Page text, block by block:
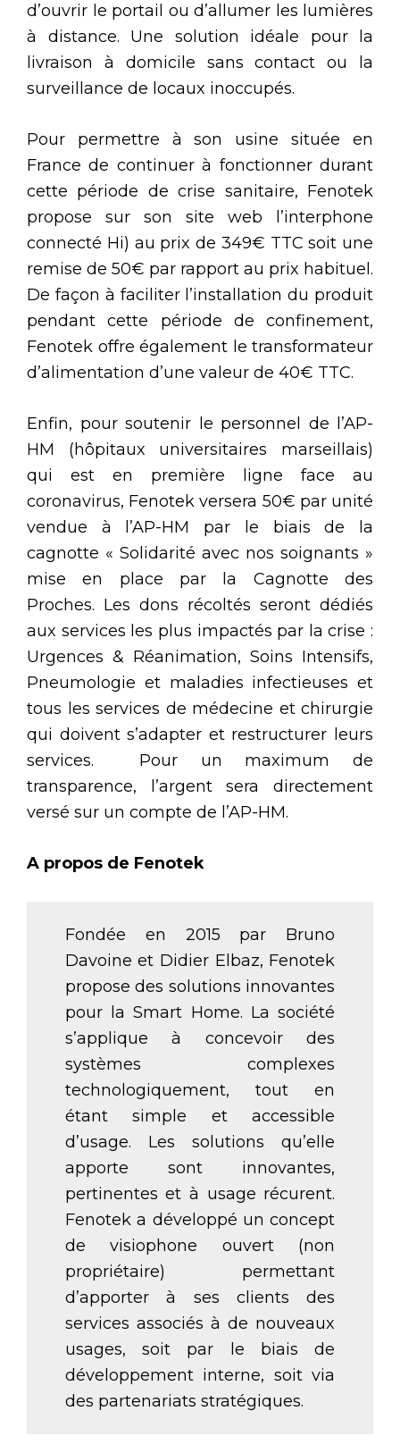
d’ouvrir le portail ou d’allumer les lumières
à distance. Une solution idéale pour la
livraison à domicile sans contact ou la
surveillance de locaux inoccupés.
Pour permettre à son usine située en
France de continuer à fonctionner durant
cette période de crise sanitaire, Fenotek
propose sur son site web l’interphone
connecté Hi) au prix de 349€ TTC soit une
remise de 50€ par rapport au prix habituel.
De façon à faciliter l’installation du produit
pendant cette période de confinement,
Fenotek offre également le transformateur
d’alimentation d’une valeur de 40€ TTC.
Enfin, pour soutenir le personnel de l’AP-
HM (hôpitaux universitaires marseillais)
qui est en première ligne face au
coronavirus, Fenotek versera 50€ par unité
vendue à l’AP-HM par le biais de la
cagnotte « Solidarité avec nos soignants »
mise en place par la Cagnotte des
Proches. Les dons récoltés seront dédiés
aux services les plus impactés par la crise :
Urgences & Réanimation, Soins Intensifs,
Pneumologie et maladies infectieuses et
tous les services de médecine et chirurgie
qui doivent s’adapter et restructurer leurs
services. Pour un maximum de
transparence, l’argent sera directement
versé sur un compte de l’AP-HM.
A propos de Fenotek
Fondée en 2015 par Bruno
Davoine et Didier Elbaz, Fenotek
propose des solutions innovantes
pour la Smart Home. La société
s’applique à concevoir des
systèmes complexes
technologiquement, tout en
étant simple et accessible
d’usage. Les solutions qu’elle
apporte sont innovantes,
pertinentes et à usage récurent.
Fenotek a développé un concept
de visiophone ouvert (non
propriétaire) permettant
d’apporter à ses clients des
services associés à de nouveaux
usages, soit par le biais de
développement interne, soit via
des partenariats stratégiques.